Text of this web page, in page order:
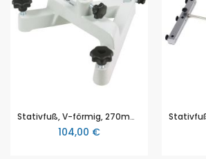
Stativfuß, V-förmig, 270mm groß, 3B Scientific (1001043 [U8611150])
104,00 €